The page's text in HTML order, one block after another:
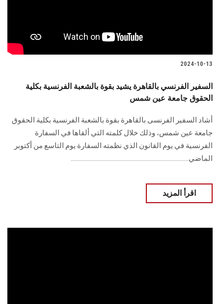
2024-10-13
السفير الفرنسي بالقاهرة يشيد بقوة بالشعبة الفرنسية بكلية
الحقوق جامعة عين شمس
أشاد السفير الفرنسى بالقاهرة بقوة بالشعبة الفرنسية بكلية الحقوق
جامعة عين شمس، وذلك خلال كلمته التي ألقاها في السفارة
الفرنسية في يوم القانون الذي نظمته السفارة يوم التاسع من أكتوبر
الماضي................................................................................
اقرأ المزيد